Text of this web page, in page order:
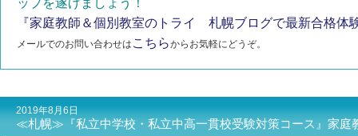
ップを遂げましょう！
『家庭教師＆個別教室のトライ 札幌ブログで最新合格体
メールでのお問い合わせは こちらからお気軽にどうぞ。
2019年8月6日
≪札幌≫『私立中学校・私立中高一貫校受験対策コース』家庭